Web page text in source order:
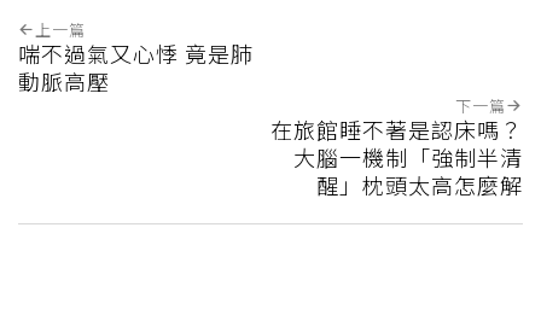
上一篇
喘不過氣又心悸 竟是肺
動脈高壓
下一篇
在旅館睡不著是認床嗎？
大腦一機制「強制半清
醒」枕頭太高怎麼解